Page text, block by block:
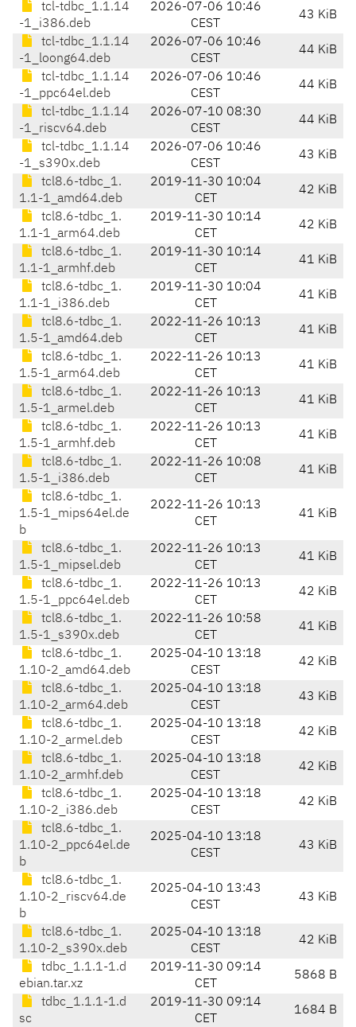
tcl-tdbc_1.1.14
-1_i386.deb
2026-07-06 10:46
CEST
43 KiB
tcl-tdbc_1.1.14
-1_loong64.deb
2026-07-06 10:46
CEST
44 KiB
tcl-tdbc_1.1.14
-1_ppc64el.deb
2026-07-06 10:46
CEST
44 KiB
tcl-tdbc_1.1.14
-1_riscv64.deb
2026-07-10 08:30
CEST
44 KiB
tcl-tdbc_1.1.14
-1_s390x.deb
2026-07-06 10:46
CEST
43 KiB
tcl8.6-tdbc_1.
1.1-1_amd64.deb
2019-11-30 10:04
CET
42 KiB
tcl8.6-tdbc_1.
1.1-1_arm64.deb
2019-11-30 10:14
CET
42 KiB
tcl8.6-tdbc_1.
1.1-1_armhf.deb
2019-11-30 10:14
CET
41 KiB
tcl8.6-tdbc_1.
1.1-1_i386.deb
2019-11-30 10:04
CET
41 KiB
tcl8.6-tdbc_1.
1.5-1_amd64.deb
2022-11-26 10:13
CET
41 KiB
tcl8.6-tdbc_1.
1.5-1_arm64.deb
2022-11-26 10:13
CET
41 KiB
tcl8.6-tdbc_1.
1.5-1_armel.deb
2022-11-26 10:13
CET
41 KiB
tcl8.6-tdbc_1.
1.5-1_armhf.deb
2022-11-26 10:13
CET
41 KiB
tcl8.6-tdbc_1.
1.5-1_i386.deb
2022-11-26 10:08
CET
41 KiB
tcl8.6-tdbc_1.
1.5-1_mips64el.de
b
2022-11-26 10:13
CET
41 KiB
tcl8.6-tdbc_1.
1.5-1_mipsel.deb
2022-11-26 10:13
CET
41 KiB
tcl8.6-tdbc_1.
1.5-1_ppc64el.deb
2022-11-26 10:13
CET
42 KiB
tcl8.6-tdbc_1.
1.5-1_s390x.deb
2022-11-26 10:58
CET
41 KiB
tcl8.6-tdbc_1.
1.10-2_amd64.deb
2025-04-10 13:18
CEST
42 KiB
tcl8.6-tdbc_1.
1.10-2_arm64.deb
2025-04-10 13:18
CEST
43 KiB
tcl8.6-tdbc_1.
1.10-2_armel.deb
2025-04-10 13:18
CEST
42 KiB
tcl8.6-tdbc_1.
1.10-2_armhf.deb
2025-04-10 13:18
CEST
42 KiB
tcl8.6-tdbc_1.
1.10-2_i386.deb
2025-04-10 13:18
CEST
42 KiB
tcl8.6-tdbc_1.
1.10-2_ppc64el.de
b
2025-04-10 13:18
CEST
43 KiB
tcl8.6-tdbc_1.
1.10-2_riscv64.de
b
2025-04-10 13:43
CEST
43 KiB
tcl8.6-tdbc_1.
1.10-2_s390x.deb
2025-04-10 13:18
CEST
42 KiB
tdbc_1.1.1-1.d
ebian.tar.xz
2019-11-30 09:14
CET
5868 B
tdbc_1.1.1-1.d
sc
2019-11-30 09:14
CET
1684 B